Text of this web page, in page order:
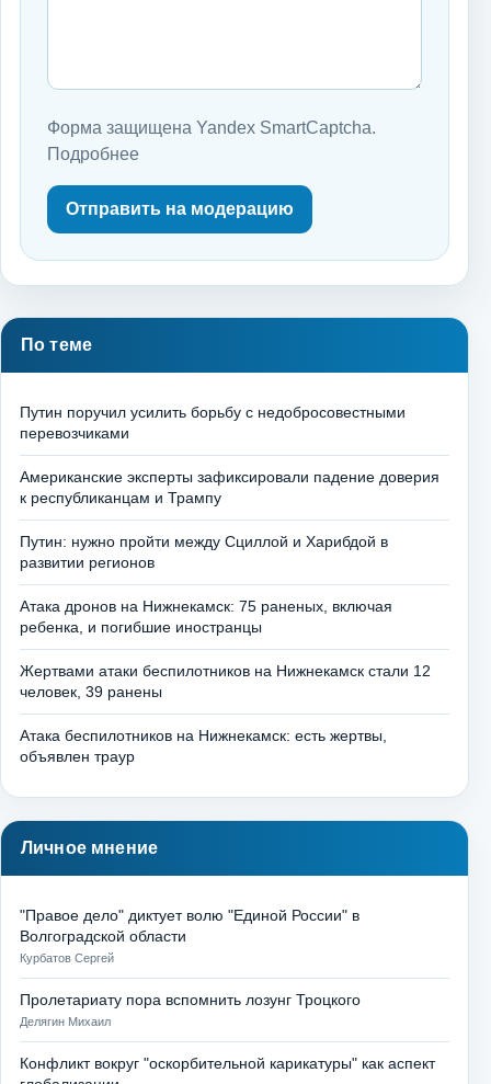
Форма защищена Yandex SmartCaptcha.
Подробнее
Отправить на модерацию
По теме
Путин поручил усилить борьбу с недобросовестными
перевозчиками
Американские эксперты зафиксировали падение доверия
к республиканцам и Трампу
Путин: нужно пройти между Сциллой и Харибдой в
развитии регионов
Атака дронов на Нижнекамск: 75 раненых, включая
ребенка, и погибшие иностранцы
Жертвами атаки беспилотников на Нижнекамск стали 12
человек, 39 ранены
Атака беспилотников на Нижнекамск: есть жертвы,
объявлен траур
Личное мнение
"Правое дело" диктует волю "Единой России" в
Волгоградской области
Курбатов Сергей
Пролетариату пора вспомнить лозунг Троцкого
Делягин Михаил
Конфликт вокруг "оскорбительной карикатуры" как аспект